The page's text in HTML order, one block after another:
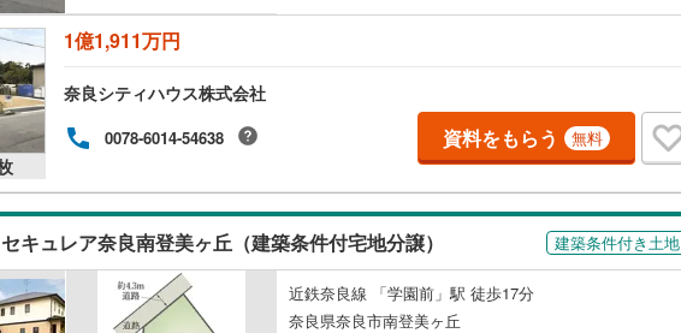
1億1,911万円
奈良シティハウス株式会社
0078-6014-54638 資料をもらう 無料
セキュレア奈良南登美ヶ丘（建築条件付宅地分譲） 建築条件付き土地
近鉄奈良線 「学園前」駅 徒歩17分
奈良県奈良市南登美ヶ丘